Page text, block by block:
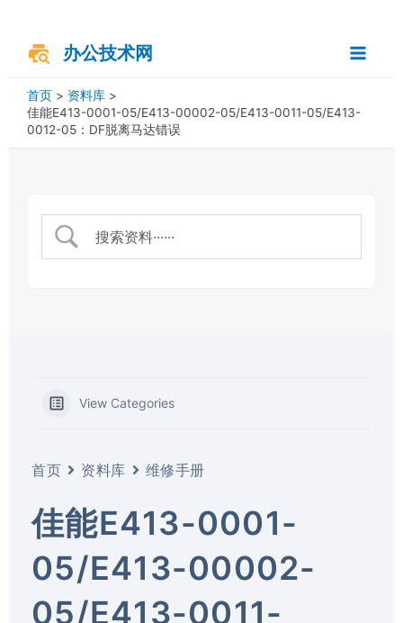
办公技术网
Menu
首页
资料库
佳能E413-0001-05/E413-00002-05/E413-0011-05/E413-
0012-05：DF脱离马达错误
View Categories
首页 资料库 维修手册
佳能E413-0001-
05/E413-00002-
05/E413-0011-